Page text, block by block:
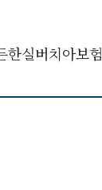
실버치아보험